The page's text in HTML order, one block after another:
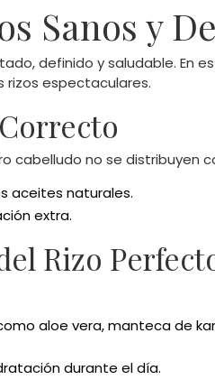
Sanos y
definido y saludable. En
rizos espectaculares.
cabelludo no se distribuyen
aceites naturales.
extra.
Rizo
aloe vera, manteca de
durante el día.